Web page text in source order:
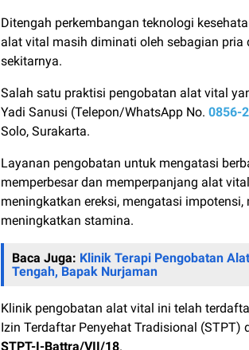
Ditengah perkembangan teknologi
alat vital masih diminati oleh sebagian pria
sekitarnya.
Salah satu praktisi pengobatan alat vital
Yadi Sanusi (Telepon/WhatsApp No.0856-
Solo, Surakarta.
Layanan pengobatan untuk mengatasi
memperbesar dan memperpanjang alat
meningkatkan ereksi, mengatasi
meningkatkan stamina.
Baca Juga: Klinik Terapi Pengobatan
Tengah, Bapak Nurjaman
Klinik pengobatan alat vital ini telah
Izin Terdaftar Penyehat Tradisional (STPT)
STPT-I-Battra/VII/18.